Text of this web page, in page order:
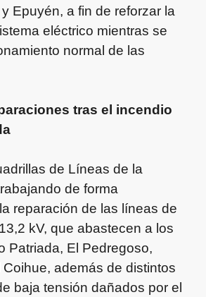
Epuyén, a fin de reforzar la
eléctrico mientras se
normal de las
tras el incendio
de Líneas de la
de forma
reparación de las líneas de
kV, que abastecen a los
Patriada, El Pedregoso,
además de distintos
baja tensión dañados por el